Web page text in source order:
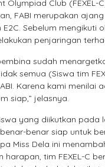
Olympiad Club (FEXEL-
FABI merupakan
Sebelum mengikuti
penjaringan
sudah
semua (Siswa tim
Karena kami menilai
siap,” jelasnya.
yang diikutkan pada
benar siap untuk
Miss Dela ini
harapan, tim FEXEL-C